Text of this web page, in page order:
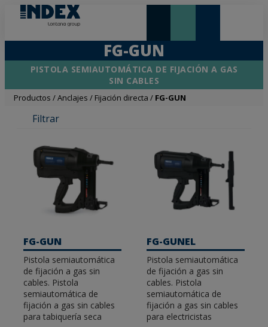
FG-GUN
PISTOLA SEMIAUTOMÁTICA DE FIJACIÓN A GAS
SIN CABLES
Productos /Anclajes / Fijación directa / FG-GUN
Filtrar
FG-GUN
Pistola semiautomática
de fijación a gas sin
cables. Pistola
semiautomática de
fijación a gas sin cables
para tabiquería seca
FG-GUNEL
Pistola semiautomática
de fijación a gas sin
cables. Pistola
semiautomática de
fijación a gas sin cables
para electricistas